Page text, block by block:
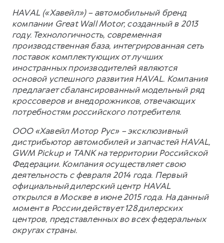
HAVAL («Хавейл») – автомобильный бренд
компании Great Wall Motor, созданный в 2013
году. Технологичность, современная
производственная база, интегрированная сеть
поставок комплектующих от лучших
иностранных производителей являются
основой успешного развития HAVAL. Компания
предлагает сбалансированный модельный ряд
кроссоверов и внедорожников, отвечающих
потребностям российского потребителя.
ООО «Хавейл Мотор Рус» – эксклюзивный
дистрибьютор автомобилей и запчастей HAVAL,
GWM Pickup и TANK на территории Российской
Федерации. Компания осуществляет свою
деятельность с февраля 2014 года. Первый
официальный дилерский центр HAVAL
открылся в Москве в июне 2015 года. На данный
момент в России действует 128 дилерских
центров, представленных во всех федеральных
округах страны.